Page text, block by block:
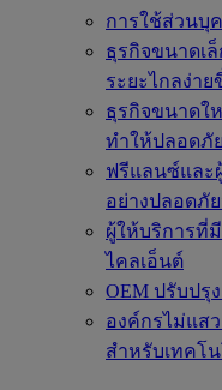
การใช้ส่วนบุ
ธุรกิจขนาดเล็
ระยะไกลง่าย
ธุรกิจขนาดใ
ทำให้ปลอดภัย
ฟรีแลนซ์และ
อย่างปลอดภั
ผู้ให้บริการที่
ไคลเอ็นต์
OEM ปรับปรุ
องค์กรไม่แส
สำหรับเทคโน